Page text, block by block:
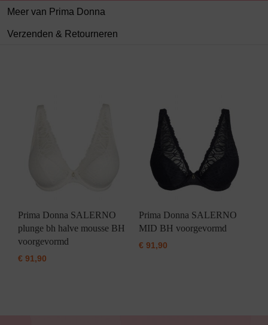
Meer van Prima Donna
Verzenden & Retourneren
Prima Donna SALERNO
plunge bh halve mousse BH
voorgevormd
€ 91,90
Prima Donna SALERNO
MID BH voorgevormd
€91,90